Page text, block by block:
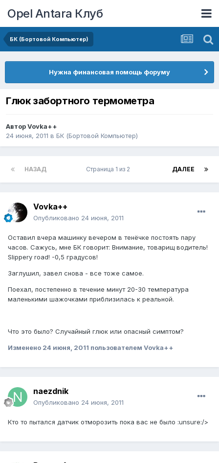
Opel Antara Клуб
БК (Бортовой Компьютер)
Нужна финансовая помощь форуму
Глюк забортного термометра
АвторVovka++
24 июня, 2011 в БК (Бортовой Компьютер)
НАЗАД ДАЛЕЕ
Страница 1 из 2
Vovka++
Опубликовано 24 июня, 2011
Оставил вчера машинку вечером в тенёчке постоять пару
часов. Сажусь, мне БК говорит: Внимание, товарищ водитель!
Slippery road! -0,5 градусов!
Заглушил, завел снова - все тоже самое.
Поехал, постепенно в течение минут 20-30 температура
маленькими шажочками приблизилась к реальной.
Что это было? Случайный глюк или опасный симптом?
Изменено 24 июня, 2011 пользователем Vovka++
naezdnik
Опубликовано 24 июня, 2011
Кто то пытался датчик отморозить пока вас не было :unsure:/>